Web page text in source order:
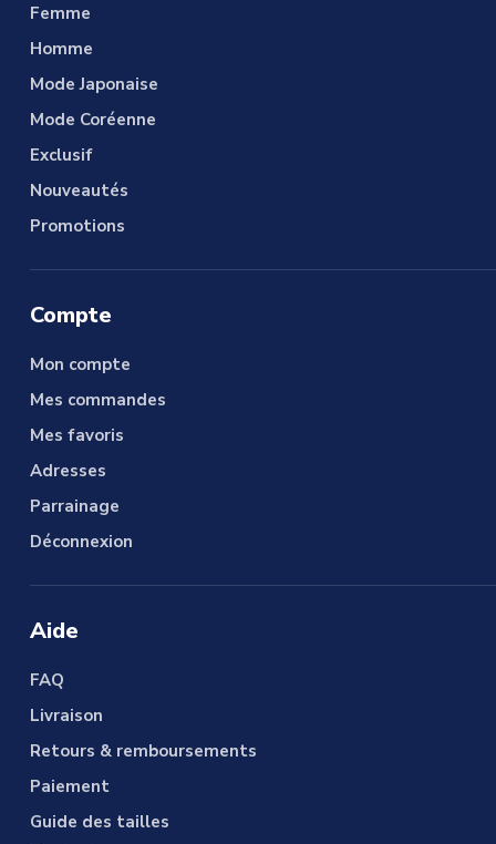
Femme
Homme
Mode Japonaise
Mode Coréenne
Exclusif
Nouveautés
Promotions
Compte
Mon compte
Mes commandes
Mes favoris
Adresses
Parrainage
Déconnexion
Aide
FAQ
Livraison
Retours & remboursements
Paiement
Guide des tailles